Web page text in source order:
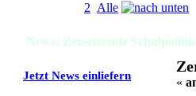
2 Alle
News: Zersetzende
Jetzt News einliefern «